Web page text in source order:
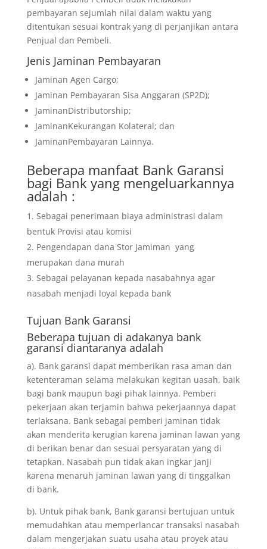
pembayaran sejumlah nilai dalam waktu yang
ditentukan sesuai kontrak yang di perjanjikan antara
Penjual dan Pembeli.
Jenis Jaminan Pembayaran
Jaminan Agen Cargo;
Jaminan Pembayaran Sisa Anggaran (SP2D);
JaminanDistributorship;
JaminanKekurangan Kolateral; dan
JaminanPembayaran Lainnya.
Beberapa manfaat Bank Garansi
bagi Bank yang mengeluarkannya
adalah :
Sebagai penerimaan biaya administrasi dalam
bentuk Provisi atau komisi
Pengendapan dana Stor Jamiman yang
merupakan dana murah
Sebagai pelayanan kepada nasabahnya agar
nasabah menjadi loyal kepada bank
Tujuan Bank Garansi
Beberapa tujuan di adakanya bank
garansi diantaranya adalah
a). Bank garansi dapat memberikan rasa aman dan
ketenteraman selama melakukan kegitan uasah, baik
bagi bank maupun bagi pihak lainnya. Pemberi
pekerjaan akan terjamin bahwa pekerjaannya dapat
terlaksana. Bank sebagai pemberi jaminan tidak
akan menderita kerugian karena jaminan lawan yang
di berikan benar dan sesuai persyaratan yang di
tetapkan. Nasabah pun tidak akan ingkar janji
karena menaruh jaminan lawan yang di tinggalkan
di bank.
b). Untuk pihak bank, Bank garansi bertujuan untuk
memudahkan atau memperlancar transaksi nasabah
dalam mengerjakan suatu usaha atau proyek atau